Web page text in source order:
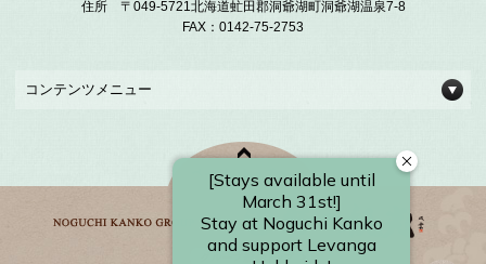
住所 〒049-5721北海道虻田郡洞爺湖町洞爺湖温泉7-8
FAX：0142-75-2753
コンテンツメニュー